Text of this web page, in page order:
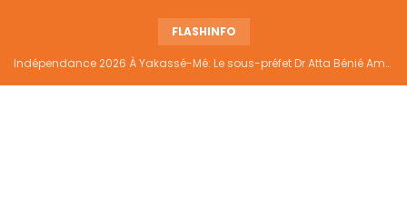
FLASHINFO
Indépendance 2026 À Yakassé-Mé: Le sous-préfet Dr Atta Bénié Amédé appelle à l’unité, à la sécurité et au développement